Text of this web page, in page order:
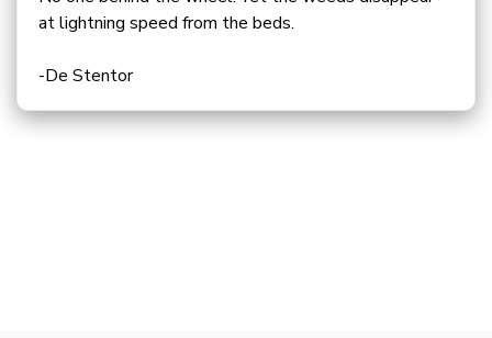
at lightning speed from the beds.
-De Stentor